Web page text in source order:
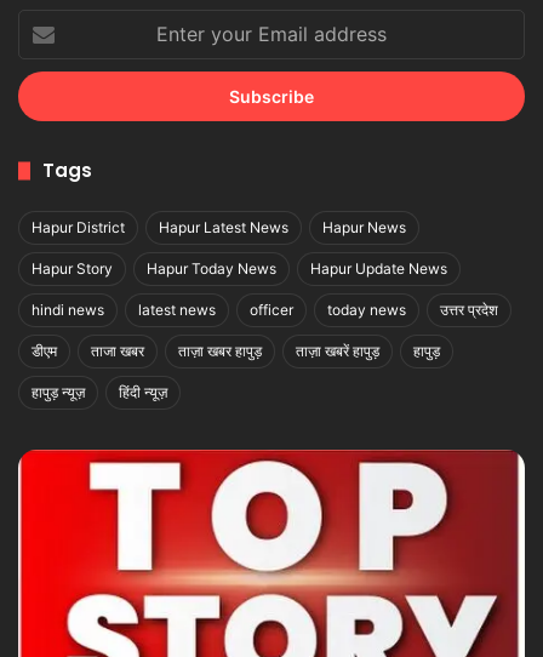
your
Email
address
Tags
Hapur District Hapur Latest News Hapur News
Hapur Story Hapur Today News Hapur Update News
hindi news latest news officer today news उत्तर प्रदेश
डीएम ताजा खबर ताज़ा खबर हापुड़ ताज़ा खबरें हापुड़ हापुड़
हापुड़ न्यूज़ हिंदी न्यूज़